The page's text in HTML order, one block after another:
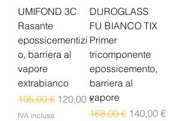
UMIFOND 3C
Rasante
epossicementizi
o, barriera al
vapore
extrabianco
Prezzo regolare
195,00 € Prezzo scontato
120,00 €
IVA inclusa
DUROGLASS
FU BIANCO TIX
Primer
tricomponente
epossicemento,
barriera al
vapore
Prezzo regolare
168,00 € Prezzo scontato
140,00 €